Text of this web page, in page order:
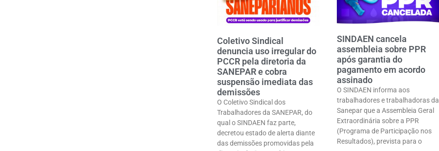
Coletivo Sindical
denuncia uso irregular do
PCCR pela diretoria da
SANEPAR e cobra
suspensão imediata das
demissões
O Coletivo Sindical dos
Trabalhadores da SANEPAR, do
qual o SINDAEN faz parte,
decretou estado de alerta diante
das demissões promovidas pela
SINDAEN cancela
assembleia sobre PPR
após garantia do
pagamento em acordo
assinado
O SINDAEN informa aos
trabalhadores e trabalhadoras da
Sanepar que a Assembleia Geral
Extraordinária sobre a PPR
(Programa de Participação nos
Resultados), prevista para o